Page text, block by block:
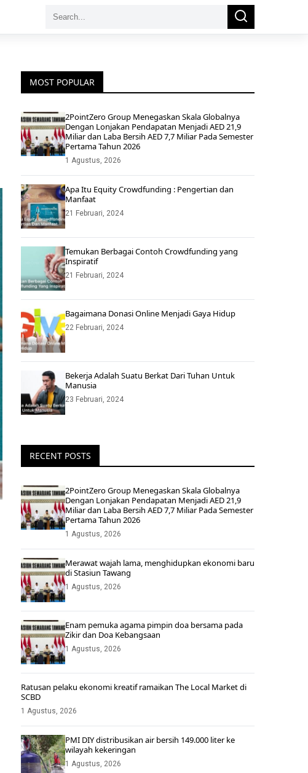
Search
Search
MOST POPULAR
2PointZero Group Menegaskan Skala Globalnya
Dengan Lonjakan Pendapatan Menjadi AED 21,9
Miliar dan Laba Bersih AED 7,7 Miliar Pada Semester
Pertama Tahun 2026
1 Agustus, 2026
Apa Itu Equity Crowdfunding : Pengertian dan
Manfaat
21 Februari, 2024
Temukan Berbagai Contoh Crowdfunding yang
Inspiratif
21 Februari, 2024
Bagaimana Donasi Online Menjadi Gaya Hidup
22 Februari, 2024
Bekerja Adalah Suatu Berkat Dari Tuhan Untuk
Manusia
23 Februari, 2024
RECENT POSTS
2PointZero Group Menegaskan Skala Globalnya
Dengan Lonjakan Pendapatan Menjadi AED 21,9
Miliar dan Laba Bersih AED 7,7 Miliar Pada Semester
Pertama Tahun 2026
1 Agustus, 2026
Merawat wajah lama, menghidupkan ekonomi baru
di Stasiun Tawang
1 Agustus, 2026
Enam pemuka agama pimpin doa bersama pada
Zikir dan Doa Kebangsaan
1 Agustus, 2026
Ratusan pelaku ekonomi kreatif ramaikan The Local Market di
SCBD
1 Agustus, 2026
PMI DIY distribusikan air bersih 149.000 liter ke
wilayah kekeringan
1 Agustus, 2026